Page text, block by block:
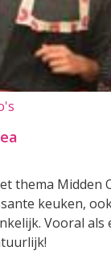
thema Midden
keuken,
Vooral als